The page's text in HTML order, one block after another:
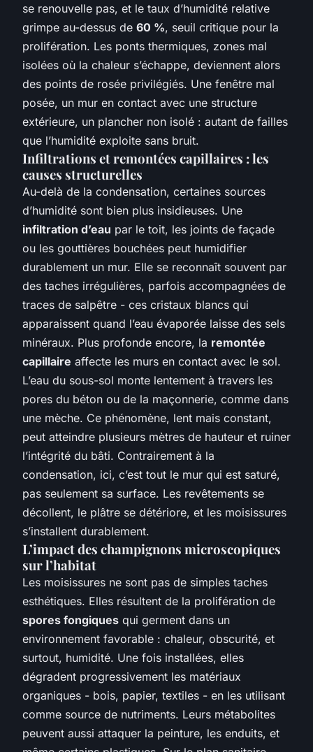
se renouvelle pas, et le taux d’humidité relative
grimpe au-dessus de 60 %, seuil critique pour la
prolifération. Les ponts thermiques, zones mal
isolées où la chaleur s’échappe, deviennent alors
des points de rosée privilégiés. Une fenêtre mal
posée, un mur en contact avec une structure
extérieure, un plancher non isolé : autant de failles
que l’humidité exploite sans bruit.
Infiltrations et remontées capillaires : les
causes structurelles
Au-delà de la condensation, certaines sources
d’humidité sont bien plus insidieuses. Une
infiltration d’eau par le toit, les joints de façade
ou les gouttières bouchées peut humidifier
durablement un mur. Elle se reconnaît souvent par
des taches irrégulières, parfois accompagnées de
traces de salpêtre - ces cristaux blancs qui
apparaissent quand l’eau évaporée laisse des sels
minéraux. Plus profonde encore, la remontée
capillaire affecte les murs en contact avec le sol.
L’eau du sous-sol monte lentement à travers les
pores du béton ou de la maçonnerie, comme dans
une mèche. Ce phénomène, lent mais constant,
peut atteindre plusieurs mètres de hauteur et ruiner
l’intégrité du bâti. Contrairement à la
condensation, ici, c’est tout le mur qui est saturé,
pas seulement sa surface. Les revêtements se
décollent, le plâtre se détériore, et les moisissures
s’installent durablement.
L’impact des champignons microscopiques
sur l’habitat
Les moisissures ne sont pas de simples taches
esthétiques. Elles résultent de la prolifération de
spores fongiques qui germent dans un
environnement favorable : chaleur, obscurité, et
surtout, humidité. Une fois installées, elles
dégradent progressivement les matériaux
organiques - bois, papier, textiles - en les utilisant
comme source de nutriments. Leurs métabolites
peuvent aussi attaquer la peinture, les enduits, et